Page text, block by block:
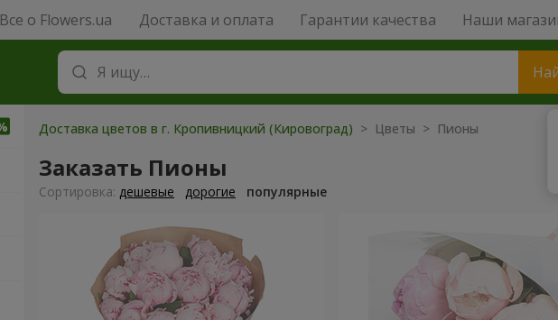
Все о Flowers.ua Доставка и оплата Гарантии качества Наши
Доставка цветов в г. Кропивницкий (Кировоград) > Цветы > Пионы
Заказать Пионы
Cортировка: дешевые дорогие популярные